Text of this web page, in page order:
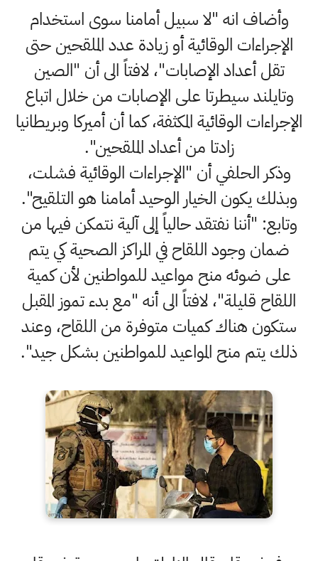
وأضاف انه "لا سبيل أمامنا سوى استخدام
الإجراءات الوقائية أو زيادة عدد الملقحين حتى
تقل أعداد الإصابات"، لافتاً الى أن "الصين
وتايلند سيطرتا على الإصابات من خلال اتباع
الإجراءات الوقائية المكثفة، كما أن أميركا وبريطانيا
زادتا من أعداد الملقحين".
وذكر الحلفي أن "الإجراءات الوقائية فشلت،
وبذلك يكون الخيار الوحيد أمامنا هو التلقيح".
وتابع: "أننا نفتقد حالياً إلى آلية نتمكن فيها من
ضمان وجود اللقاح في المراكز الصحية كي يتم
على ضوئه منح مواعيد للمواطنين لأن كمية
اللقاح قليلة"، لافتاً الى أنه "مع بدء تموز المقبل
ستكون هناك كميات متوفرة من اللقاح، وعند
ذلك يتم منح المواعيد للمواطنين بشكل جيد".